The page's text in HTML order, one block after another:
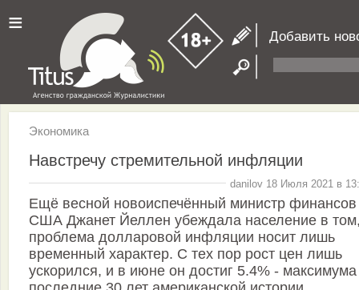
≡ Добавить
Экономика
Навстречу стремительной инфляции
danilov 18 Июля 2021 в
Ещё весной новоиспечённый министр финансов
США Джанет Йеллен убеждала население в
проблема долларовой инфляции носит лишь
временный характер. С тех пор рост цен лишь
ускорился, и в июне он достиг 5.4% - максимума